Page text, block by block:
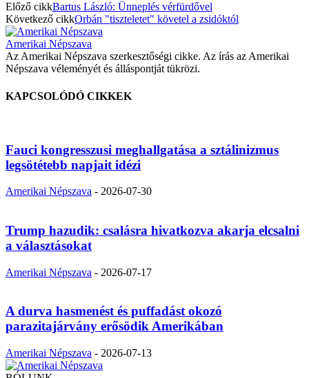
Előző cikkBartus László: Ünneplés vérfürdővel
Következő cikkOrbán "tiszteletet" követel a zsidóktól
Amerikai Népszava
Az Amerikai Népszava szerkesztőségi cikke. Az írás az Amerikai
Népszava véleményét és álláspontját tükrözi.
KAPCSOLÓDÓ CIKKEK
Fauci kongresszusi meghallgatása a sztálinizmus
legsötétebb napjait idézi
Amerikai Népszava - 2026-07-30
Trump hazudik: csalásra hivatkozva akarja elcsalni
a választásokat
Amerikai Népszava - 2026-07-17
A durva hasmenést és puffadást okozó
parazitajárvány erősödik Amerikában
Amerikai Népszava - 2026-07-13